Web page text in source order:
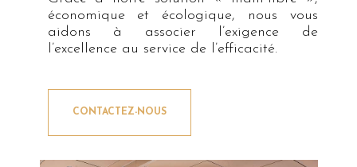
économique et écologique, nous vous
aidons à associer l’exigence de
l’excellence au service de l’efficacité.
CONTACTEZ-NOUS